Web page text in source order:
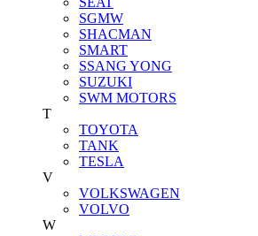
SGMW
SHACMAN
SMART
SSANG YONG
SUZUKI
SWM MOTORS
T
TOYOTA
TANK
TESLA
V
VOLKSWAGEN
VOLVO
W